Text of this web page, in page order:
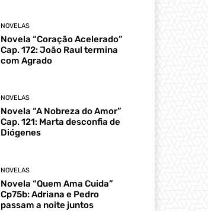
NOVELAS
Novela “Coração Acelerado”
Cap. 172: João Raul termina
com Agrado
NOVELAS
Novela “A Nobreza do Amor”
Cap. 121: Marta desconfia de
Diógenes
NOVELAS
Novela “Quem Ama Cuida”
Cp75b: Adriana e Pedro
passam a noite juntos